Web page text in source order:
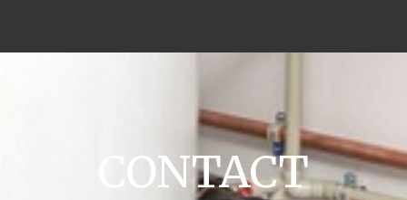
CONTACT